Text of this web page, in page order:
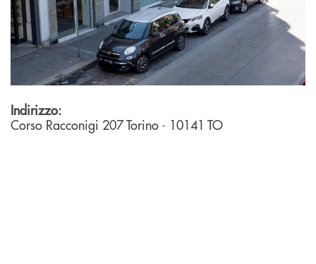
Indirizzo:
Corso Racconigi 207Torino - 10141 TO